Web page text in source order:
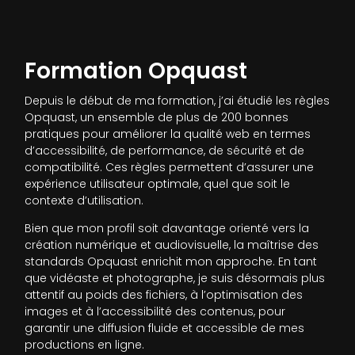
Formation Opquast
Depuis le début de ma formation, j’ai étudié les règles
Opquast, un ensemble de plus de 200 bonnes
pratiques pour améliorer la qualité web en termes
d’accessibilité, de performance, de sécurité et de
compatibilité. Ces règles permettent d’assurer une
expérience utilisateur optimale, quel que soit le
contexte d’utilisation.
Bien que mon profil soit davantage orienté vers la
création numérique et audiovisuelle, la maîtrise des
standards Opquast enrichit mon approche. En tant
que vidéaste et photographe, je suis désormais plus
attentif au poids des fichiers, à l’optimisation des
images et à l’accessibilité des contenus, pour
garantir une diffusion fluide et accessible de mes
productions en ligne.